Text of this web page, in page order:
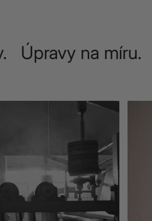
Úpravy na míru.